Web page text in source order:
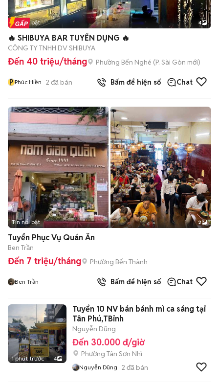
Tin nổi bật 4
🔥 SHIBUYA BAR TUYỂN DỤNG 🔥
CÔNG TY TNHH DV SHIBUYA
Đến 40 triệu/tháng Phường Bến Nghé (P. Sài Gòn mới)
P Phúc Hiền 2 đã bán Bấm để hiện số Chat
Tin nổi bật 2
Tuyển Phục Vụ Quán Ăn
Ben Trần
Đến 7 triệu/tháng Phường Bến Thành
Ben Trần Bấm để hiện số Chat
1 phút trước 4
Tuyển 10 NV bán bánh mì ca sáng tại
Tân Phú,TBinh
Nguyễn Dũng
Đến 30.000 đ/giờ
Phường Tân Sơn Nhì
Nguyễn Dũng 2 đã bán